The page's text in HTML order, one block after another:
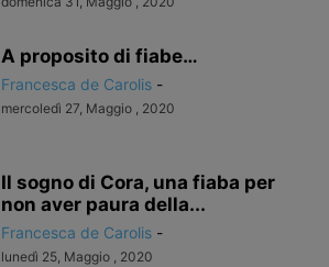
A proposito di fiabe…
Francesca de Carolis -
mercoledì 27, Maggio , 2020
Il sogno di Cora, una fiaba per
non aver paura della...
Francesca de Carolis -
lunedì 25, Maggio , 2020